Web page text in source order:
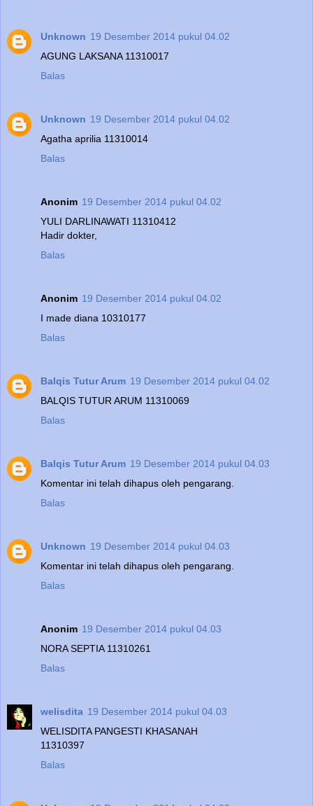
Unknown 19 Desember 2014 pukul 04.02
AGUNG LAKSANA 11310017
Balas
Unknown 19 Desember 2014 pukul 04.02
Agatha aprilia 11310014
Balas
Anonim 19 Desember 2014 pukul 04.02
YULI DARLINAWATI 11310412
Hadir dokter,
Balas
Anonim 19 Desember 2014 pukul 04.02
I made diana 10310177
Balas
Balqis Tutur Arum 19 Desember 2014 pukul 04.02
BALQIS TUTUR ARUM 11310069
Balas
Balqis Tutur Arum 19 Desember 2014 pukul 04.03
Komentar ini telah dihapus oleh pengarang.
Balas
Unknown 19 Desember 2014 pukul 04.03
Komentar ini telah dihapus oleh pengarang.
Balas
Anonim 19 Desember 2014 pukul 04.03
NORA SEPTIA 11310261
Balas
welisdita 19 Desember 2014 pukul 04.03
WELISDITA PANGESTI KHASANAH
11310397
Balas